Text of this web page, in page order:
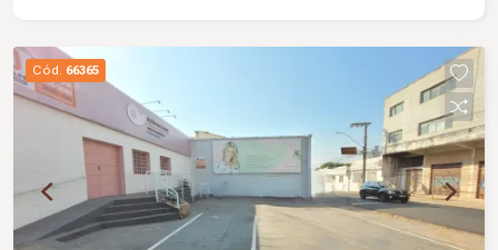
Cód. 66365